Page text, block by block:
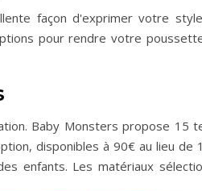
façon d'exprimer votre
pour rendre votre
Baby Monsters propose
disponibles à 90€ au lieu
enfants. Les matériaux